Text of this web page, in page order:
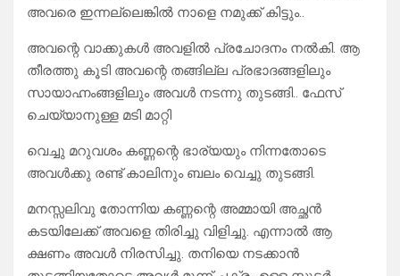
അവരെ ഇന്നല്ലെങ്കിൽ നാളെ നമുക്ക് കിട്ടും..
അവന്റെ വാക്കുകൾ അവളിൽ പ്രചോദനം നൽകി. ആ
തീരത്തു കൂടി അവന്റെ തങ്ങില്ല പ്രഭാദങ്ങളിലും
സായാഹ്നംങ്ങളിലും അവൾ നടന്നു തുടങ്ങി.. ഫേസ്
ചെയ്യാനുള്ള മടി മാറ്റി
വെച്ചു മറുവശം കണ്ണന്റെ ഭാര്യയും നിന്നതോടെ
അവൾക്കു രണ്ട് കാലിനും ബലം വെച്ചു തുടങ്ങി.
മനസ്സലിവു തോന്നിയ കണ്ണന്റെ അമ്മായി അച്ഛൻ
കടയിലേക്ക് അവളെ തിരിച്ചു വിളിച്ചു. എന്നാൽ ആ
ക്ഷണം അവൾ നിരസിച്ചു. തനിയെ നടക്കാൻ